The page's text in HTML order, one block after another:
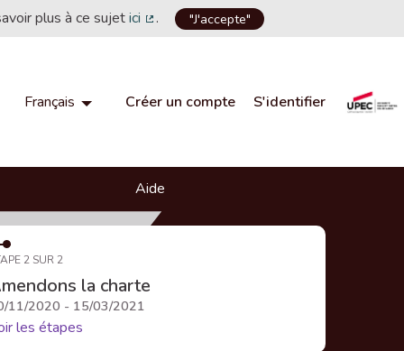
plus à ce sujetici
(Lien externe)
. "J'accepte"
Français Choisir la langueChoose language
Créer un compte S'identifier
Aide
2 SUR 2
la charte
11/2020 - 15/03/2021
les étapes